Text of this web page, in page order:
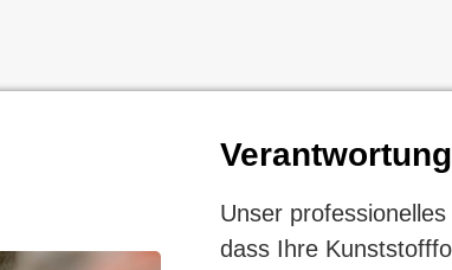
Verantwortung
Unser
dass Ihre